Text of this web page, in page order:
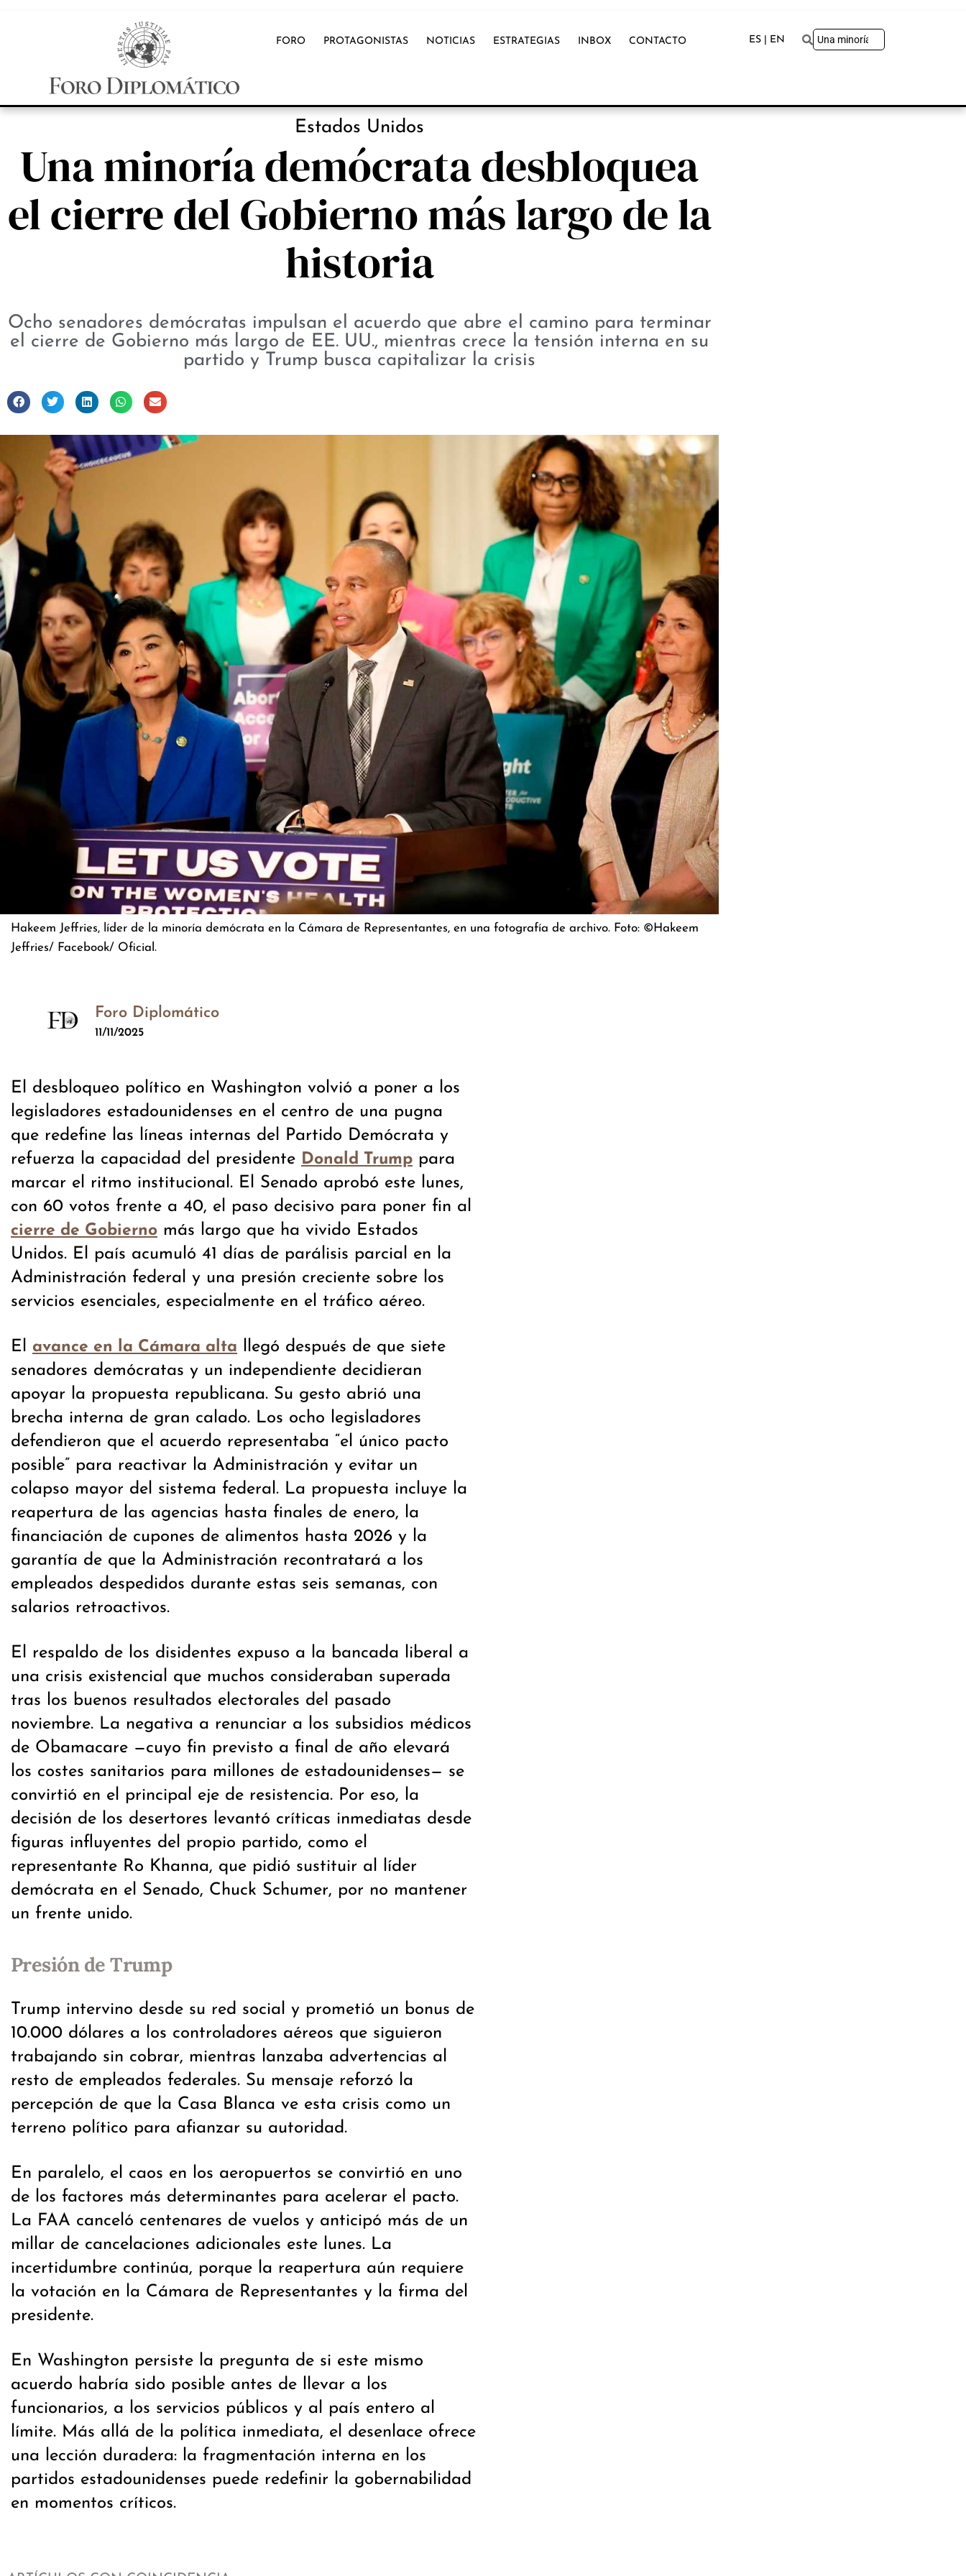
FORO PROTAGONISTAS NOTICIAS ESTRATEGIAS INBOX CONTACTO ES | EN
Estados Unidos
Una minoría demócrata desbloquea
el cierre del Gobierno más largo de la
historia
Ocho senadores demócratas impulsan el acuerdo que abre el camino para terminar
el cierre de Gobierno más largo de EE. UU., mientras crece la tensión interna en su
partido y Trump busca capitalizar la crisis
Hakeem Jeffries, líder de la minoría demócrata en la Cámara de Representantes, en una fotografía de archivo. Foto: ©Hakeem
Jeffries/ Facebook/ Oficial.
Foro Diplomático
11/11/2025
El desbloqueo político en Washington volvió a poner a los
legisladores estadounidenses en el centro de una pugna
que redefine las líneas internas del Partido Demócrata y
refuerza la capacidad del presidente Donald Trump para
marcar el ritmo institucional. El Senado aprobó este lunes,
con 60 votos frente a 40, el paso decisivo para poner fin al
cierre de Gobierno más largo que ha vivido Estados
Unidos. El país acumuló 41 días de parálisis parcial en la
Administración federal y una presión creciente sobre los
servicios esenciales, especialmente en el tráfico aéreo.
El avance en la Cámara alta llegó después de que siete
senadores demócratas y un independiente decidieran
apoyar la propuesta republicana. Su gesto abrió una
brecha interna de gran calado. Los ocho legisladores
defendieron que el acuerdo representaba “el único pacto
posible” para reactivar la Administración y evitar un
colapso mayor del sistema federal. La propuesta incluye la
reapertura de las agencias hasta finales de enero, la
financiación de cupones de alimentos hasta 2026 y la
garantía de que la Administración recontratará a los
empleados despedidos durante estas seis semanas, con
salarios retroactivos.
El respaldo de los disidentes expuso a la bancada liberal a
una crisis existencial que muchos consideraban superada
tras los buenos resultados electorales del pasado
noviembre. La negativa a renunciar a los subsidios médicos
de Obamacare —cuyo fin previsto a final de año elevará
los costes sanitarios para millones de estadounidenses— se
convirtió en el principal eje de resistencia. Por eso, la
decisión de los desertores levantó críticas inmediatas desde
figuras influyentes del propio partido, como el
representante Ro Khanna, que pidió sustituir al líder
demócrata en el Senado, Chuck Schumer, por no mantener
un frente unido.
Presión de Trump
Trump intervino desde su red social y prometió un bonus de
10.000 dólares a los controladores aéreos que siguieron
trabajando sin cobrar, mientras lanzaba advertencias al
resto de empleados federales. Su mensaje reforzó la
percepción de que la Casa Blanca ve esta crisis como un
terreno político para afianzar su autoridad.
En paralelo, el caos en los aeropuertos se convirtió en uno
de los factores más determinantes para acelerar el pacto.
La FAA canceló centenares de vuelos y anticipó más de un
millar de cancelaciones adicionales este lunes. La
incertidumbre continúa, porque la reapertura aún requiere
la votación en la Cámara de Representantes y la firma del
presidente.
En Washington persiste la pregunta de si este mismo
acuerdo habría sido posible antes de llevar a los
funcionarios, a los servicios públicos y al país entero al
límite. Más allá de la política inmediata, el desenlace ofrece
una lección duradera: la fragmentación interna en los
partidos estadounidenses puede redefinir la gobernabilidad
en momentos críticos.